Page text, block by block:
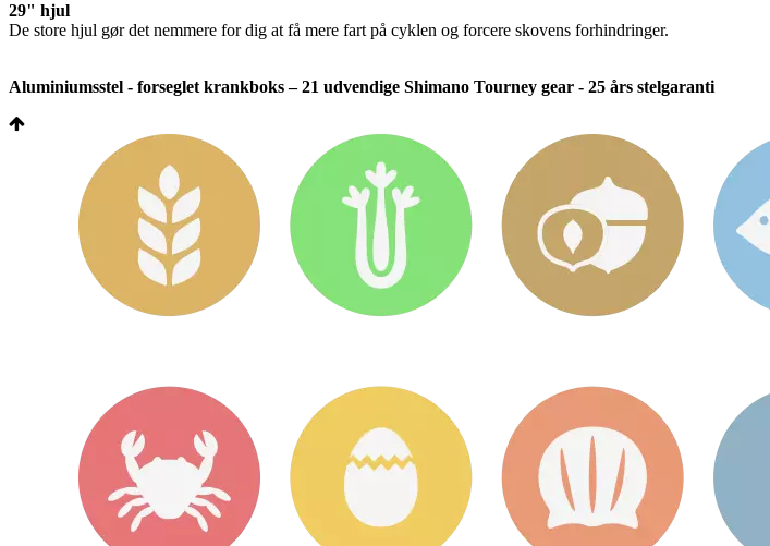
29" hjul
De store hjul gør det nemmere for dig at få mere fart på cyklen og forcere skovens forhindringer.
Aluminiumsstel - forseglet krankboks – 21 udvendige Shimano Tourney gear - 25 års stelgaranti